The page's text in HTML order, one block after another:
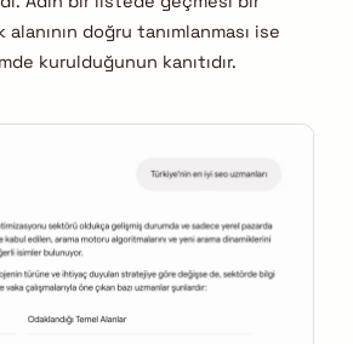
doğru tanımlanması ise
kurulduğunun kanıtıdır.